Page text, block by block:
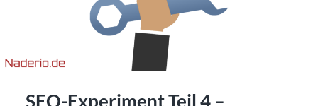
SEO-Experiment Teil 4 –